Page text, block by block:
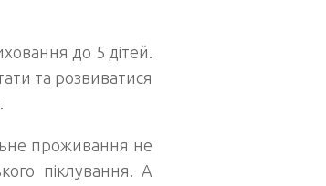
до 5 дітей.
та розвиватися
проживання не
піклування. А